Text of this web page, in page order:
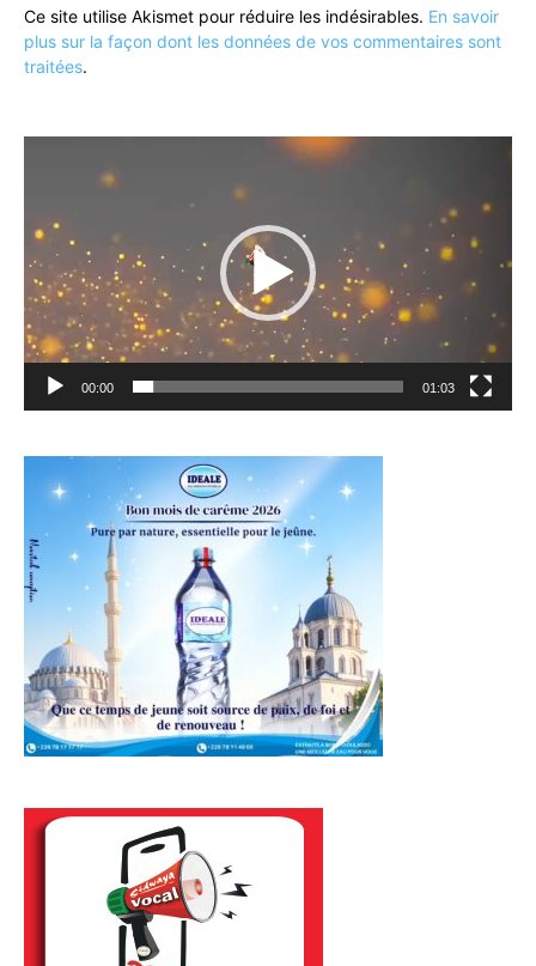
Ce site utilise Akismet pour réduire les indésirables. En savoir
plus sur la façon dont les données de vos commentaires sont
traitées.
00:00 01:03